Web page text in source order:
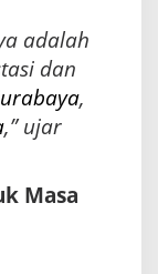
adalah
dan
,
,” ujar
Masa